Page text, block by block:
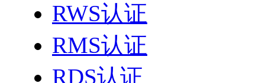
RWS认证
RMS认证
RDS认证